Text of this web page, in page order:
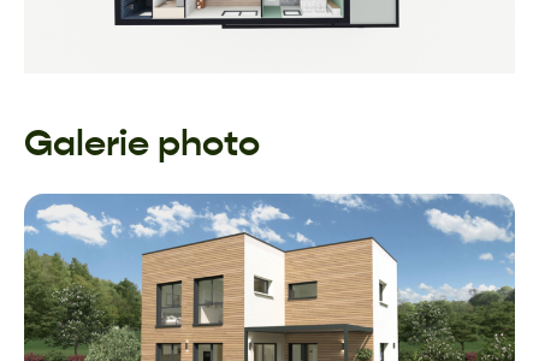
Galerie photo